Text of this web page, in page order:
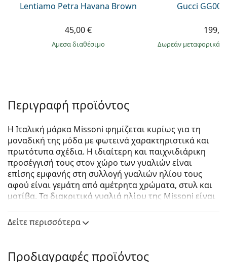
Lentiamo Petra Havana Brown
45,00 €
άμεσα διαθέσιμο
Gucci
Δωρεάν μεταφορικά
Περιγραφή προϊόντος
Η Ιταλική μάρκα Missoni φημίζεται κυρίως για τη
μοναδική της μόδα με φωτεινά χαρακτηριστικά και
πρωτότυπα σχέδια. Η ιδιαίτερη και παιχνιδιάρικη
προσέγγισή τους στον χώρο των γυαλιών είναι
επίσης εμφανής στη συλλογή γυαλιών ηλίου τους
αφού είναι γεμάτη από αμέτρητα χρώματα, στυλ και
μοτίβα. Τα διακριτικά γυαλιά ηλίου της Missoni είναι
Missoni MIS 0029/S 086 HA 54
Σκελετός γυαλιών ηλίου
Δείτε περισσότερα
Προδιαγραφές προϊόντος